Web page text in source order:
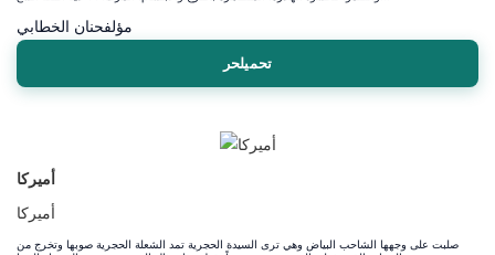
مؤلفحنان الخطابي
تحميلحر
أميركا
أميركا
صلبت على وجهها الشاحب البياض وهي ترى السيدة الحجرية تمد الشعلة الحجرية صوبها وتخرج من